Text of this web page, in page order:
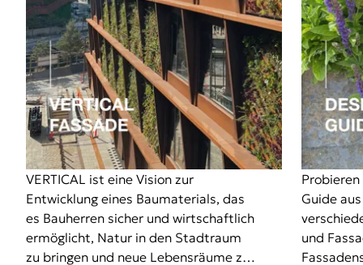
VERTICAL ist eine Vision zur
Entwicklung eines Baumaterials, das
es Bauherren sicher und wirtschaftlich
ermöglicht, Natur in den Stadtraum
zu bringen und neue Lebensräume zu
Probieren
Guide
und